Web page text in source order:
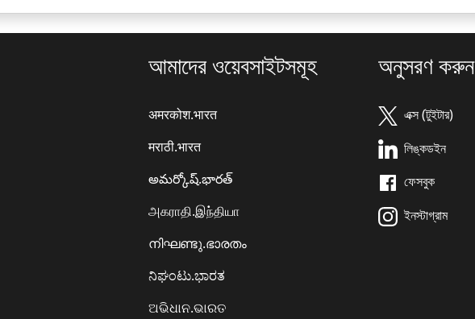
ला
ला
আমাদের ওয়েবসাইটসমূহ
अमरकोश.भारत
मराठी.भारत
అమర్కోష్.భారత్
அகராதி.இந்தியா
നിഘണ്ടു.ഭാരതം
ನಿಘಂಟು.ಭಾರತ
ଅଭିଧାନ.ଭାରତ
অনুসরণ করুন
এক্স (টুইটার)
লিঙ্কডইন
ফেসবুক
ইনস্টাগ্রাম